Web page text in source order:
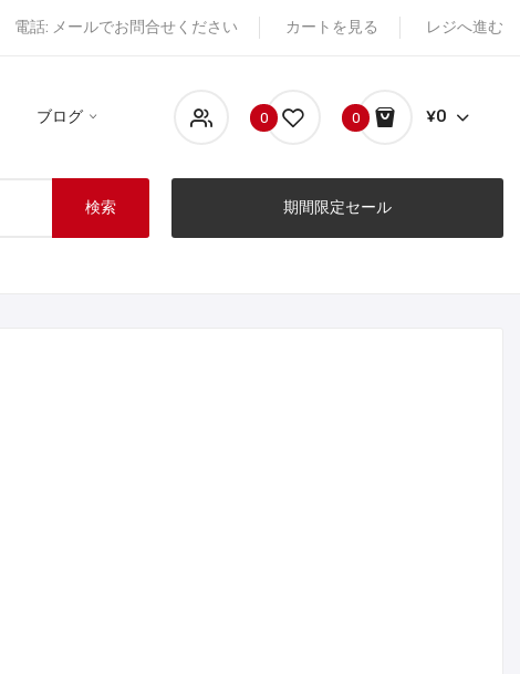
電話: メールでお問合せください カートを見る レジへ進む
ブログ 0 0 ¥0
検索 期間限定セール